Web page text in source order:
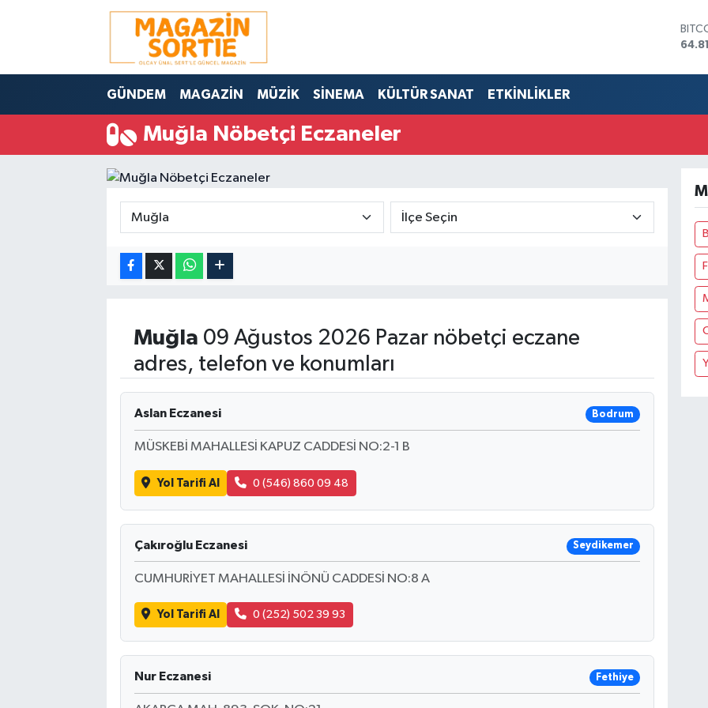
GÜNDEM MAGAZİN MÜZİK SİNEMA KÜLTÜR SANAT ETKİNLİKLER
Muğla Nöbetçi Eczaneler
Muğla 09 Ağustos 2026 Pazar nöbetçi eczane
adres, telefon ve konumları
Aslan Eczanesi Bodrum
MÜSKEBİ MAHALLESİ KAPUZ CADDESİ NO:2-1 B
Yol Tarifi Al 0 (546) 860 09 48
Çakıroğlu Eczanesi Seydikemer
CUMHURİYET MAHALLESİ İNÖNÜ CADDESİ NO:8 A
Yol Tarifi Al 0 (252) 502 39 93
Nur Eczanesi Fethiye
Nöbetçi Eczaneler
Hava Durumu
Trafik Durumu
Süper Lig Puan Durumu ve Fikstür
Tüm Manşetler
Son Dakika Haberleri